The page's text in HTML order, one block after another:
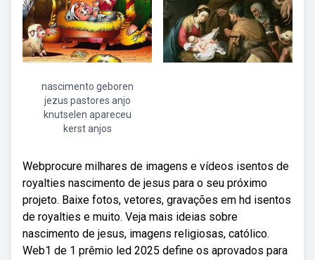
nascimento geboren
jezus pastores anjo
knutselen apareceu
kerst anjos
Webprocure milhares de imagens e vídeos isentos de
royalties nascimento de jesus para o seu próximo
projeto. Baixe fotos, vetores, gravações em hd isentos
de royalties e muito. Veja mais ideias sobre
nascimento de jesus, imagens religiosas, católico.
Web1 de 1 prêmio led 2025 define os aprovados para